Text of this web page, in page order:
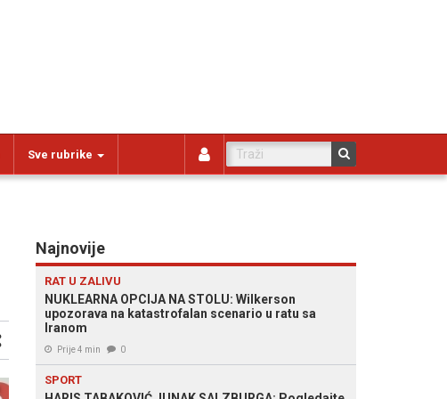
Sve rubrike
Najnovije
RAT U ZALIVU
NUKLEARNA OPCIJA NA STOLU: Wilkerson
upozorava na katastrofalan scenario u ratu sa
Iranom
Prije 4 min 0
SPORT